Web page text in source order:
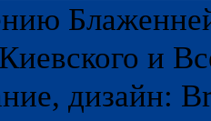
и
дизайн: